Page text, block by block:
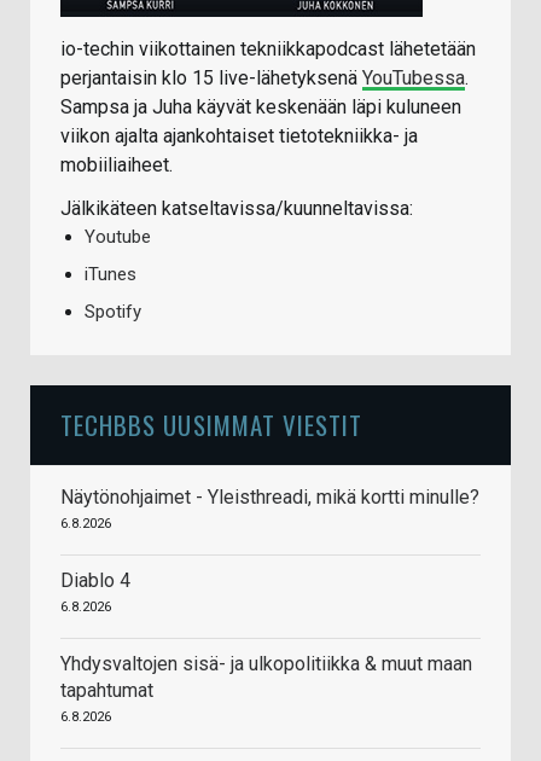
io-techin viikottainen tekniikkapodcast lähetetään
perjantaisin klo 15 live-lähetyksenä YouTubessa.
Sampsa ja Juha käyvät keskenään läpi kuluneen
viikon ajalta ajankohtaiset tietotekniikka- ja
mobiiliaiheet.
Jälkikäteen katseltavissa/kuunneltavissa:
Youtube
iTunes
Spotify
TECHBBS UUSIMMAT VIESTIT
Näytönohjaimet - Yleisthreadi, mikä kortti minulle?
6.8.2026
Diablo 4
6.8.2026
Yhdysvaltojen sisä- ja ulkopolitiikka & muut maan
tapahtumat
6.8.2026